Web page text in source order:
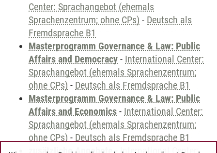
Center: Sprachangebot (ehemals
Sprachenzentrum; ohne CPs) - Deutsch als
Fremdsprache B1
Masterprogramm Governance & Law: Public
Affairs and Democracy - International Center:
Sprachangebot (ehemals Sprachenzentrum;
ohne CPs) - Deutsch als Fremdsprache B1
Masterprogramm Governance & Law: Public
Affairs and Economics - International Center:
Sprachangebot (ehemals Sprachenzentrum;
ohne CPs) - Deutsch als Fremdsprache B1
zusätzliche Angebote- International Center: